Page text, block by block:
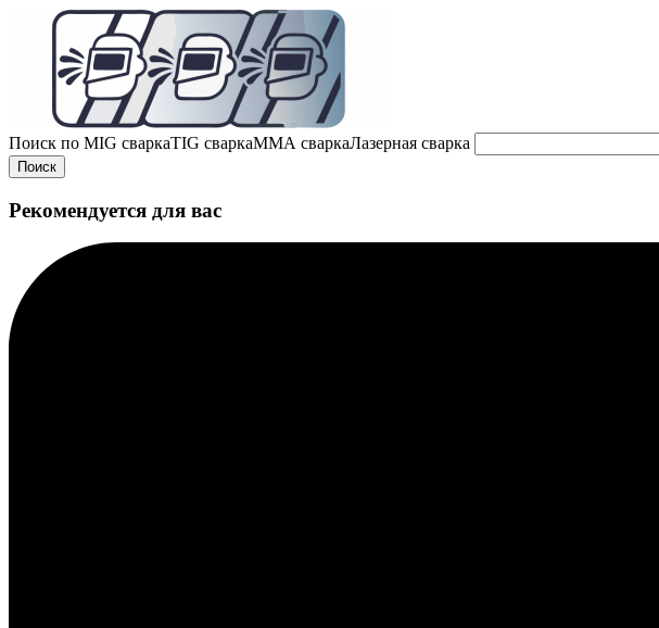
Поиск по MIG сваркаTIG сваркаMMA сваркаЛазерная сварка
Поиск
Рекомендуется для вас